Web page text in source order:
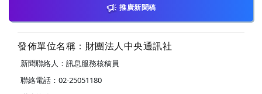
推廣新聞稿
發佈單位名稱：財團法人中央通訊社
新聞聯絡人：訊息服務核稿員
聯絡電話：02-25051180